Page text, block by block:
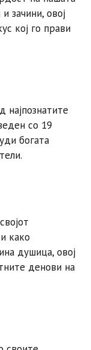
зачини, овој
кој го прави
со 19
богата
како
душица, овој
денови на